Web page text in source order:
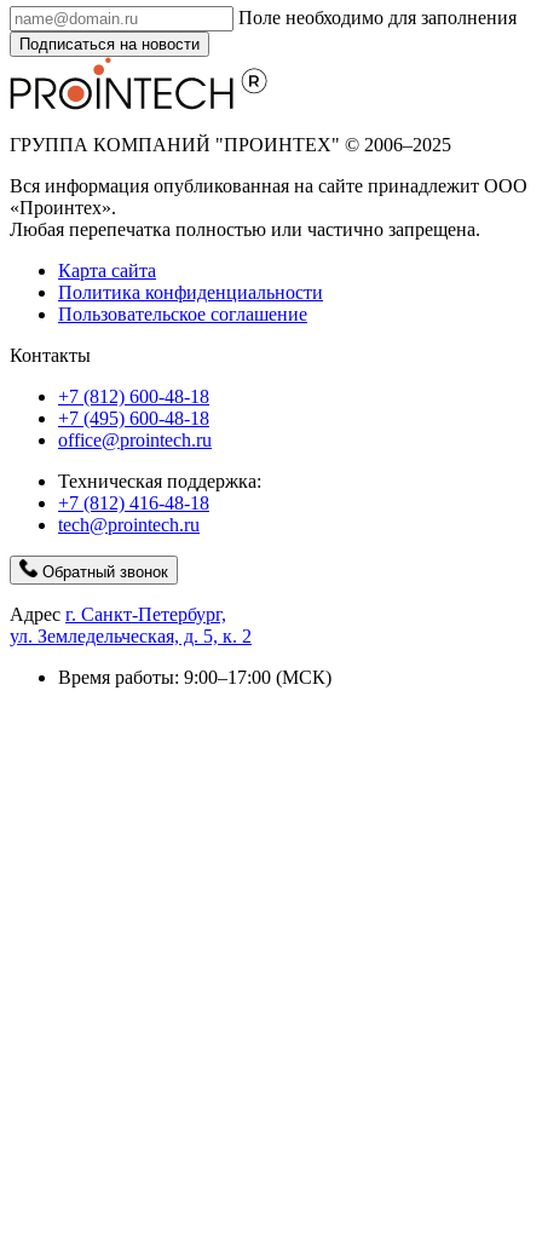
Поле необходимо для заполнения
Подписаться на новости
ГРУППА КОМПАНИЙ "ПРОИНТЕХ" © 2006–2025
Вся информация опубликованная на сайте принадлежит ООО
«Проинтех».
Любая перепечатка полностью или частично запрещена.
Карта сайта
Политика конфиденциальности
Пользовательское соглашение
Контакты
+7 (812) 600-48-18
+7 (495) 600-48-18
office@prointech.ru
Техническая поддержка:
+7 (812) 416-48-18
tech@prointech.ru
Обратный звонок
Адрес г. Санкт-Петербург,
ул. Земледельческая, д. 5, к. 2
Время работы: 9:00–17:00 (МСК)